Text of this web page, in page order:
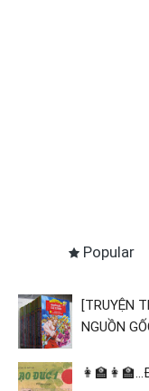
Popular
[TRUYỆN
NGUỒN